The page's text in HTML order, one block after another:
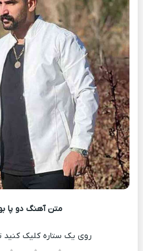
متن آهنگ دو پا
روی یک ستاره کلیک کنید